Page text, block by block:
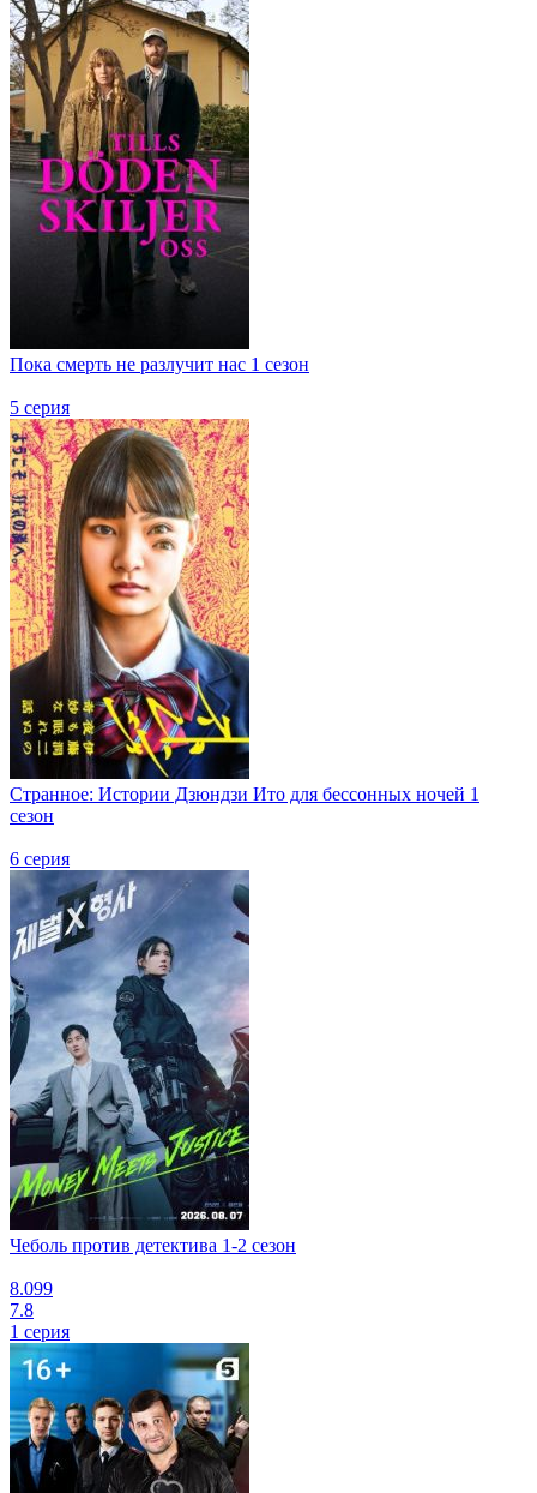
Пока смерть не разлучит нас 1 сезон
5 серия
Странное: Истории Дзюндзи Ито для бессонных ночей 1
сезон
6 серия
Чеболь против детектива 1-2 сезон
8.099
7.8
1 серия